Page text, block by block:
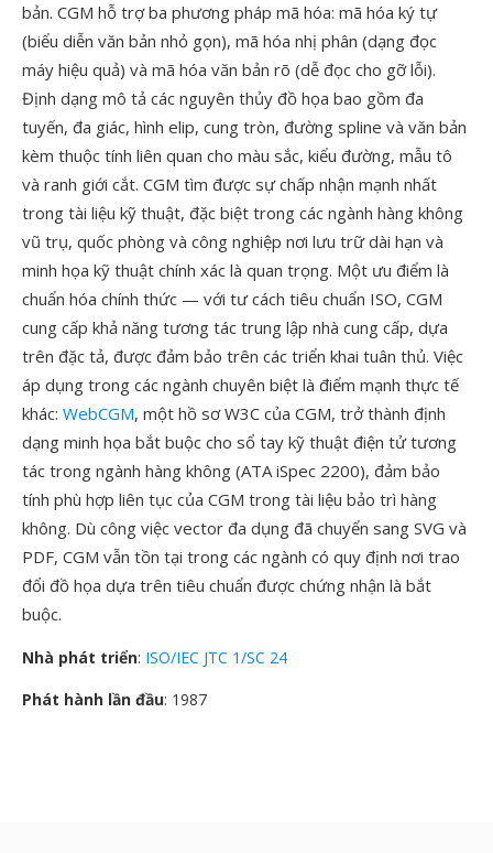
bản. CGM hỗ trợ ba phương pháp mã hóa: mã hóa ký tự
(biểu diễn văn bản nhỏ gọn), mã hóa nhị phân (dạng đọc
máy hiệu quả) và mã hóa văn bản rõ (dễ đọc cho gỡ lỗi).
Định dạng mô tả các nguyên thủy đồ họa bao gồm đa
tuyến, đa giác, hình elip, cung tròn, đường spline và văn bản
kèm thuộc tính liên quan cho màu sắc, kiểu đường, mẫu tô
và ranh giới cắt. CGM tìm được sự chấp nhận mạnh nhất
trong tài liệu kỹ thuật, đặc biệt trong các ngành hàng không
vũ trụ, quốc phòng và công nghiệp nơi lưu trữ dài hạn và
minh họa kỹ thuật chính xác là quan trọng. Một ưu điểm là
chuẩn hóa chính thức — với tư cách tiêu chuẩn ISO, CGM
cung cấp khả năng tương tác trung lập nhà cung cấp, dựa
trên đặc tả, được đảm bảo trên các triển khai tuân thủ. Việc
áp dụng trong các ngành chuyên biệt là điểm mạnh thực tế
khác: WebCGM, một hồ sơ W3C của CGM, trở thành định
dạng minh họa bắt buộc cho sổ tay kỹ thuật điện tử tương
tác trong ngành hàng không (ATA iSpec 2200), đảm bảo
tính phù hợp liên tục của CGM trong tài liệu bảo trì hàng
không. Dù công việc vector đa dụng đã chuyển sang SVG và
PDF, CGM vẫn tồn tại trong các ngành có quy định nơi trao
đổi đồ họa dựa trên tiêu chuẩn được chứng nhận là bắt
buộc.
Nhà phát triển: ISO/IEC JTC 1/SC 24
Phát hành lần đầu: 1987